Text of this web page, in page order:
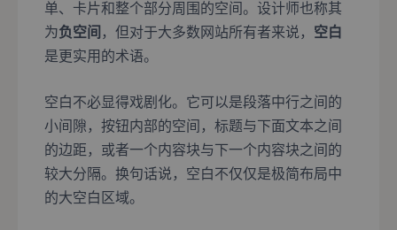
单、卡片和整个部分周围的空间。设计师也称其
为负空间 ，但对于大多数网站所有者来说， 空白
是更实用的术语。
空白不必显得戏剧化。它可以是段落中行之间的
小间隙，按钮内部的空间，标题与下面文本之间
的边距，或者一个内容块与下一个内容块之间的
较大分隔。换句话说，空白不仅仅是极简布局中
的大空白区域。